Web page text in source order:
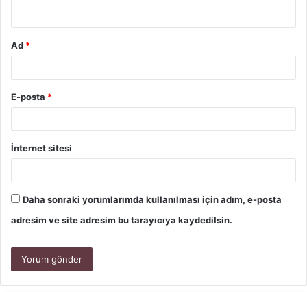
Ad *
E-posta *
İnternet sitesi
Daha sonraki yorumlarımda kullanılması için adım, e-posta
adresim ve site adresim bu tarayıcıya kaydedilsin.